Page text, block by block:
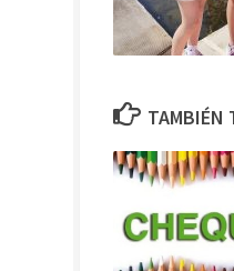
TAMBIÉN